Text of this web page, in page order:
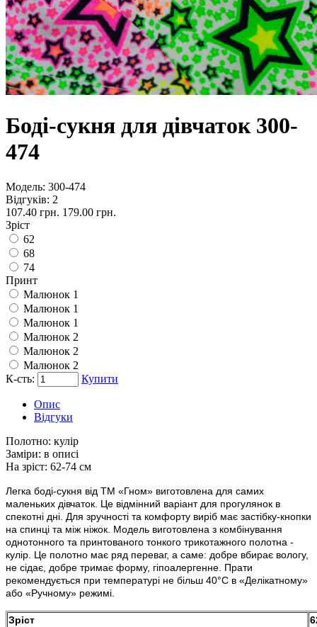
Боді-сукня для дівчаток 300-
474
Модель: 300-474
Відгуків: 2
107.40 грн. 179.00 грн.
Зріст
62
68
74
Принт
Малюнок 1
Малюнок 1
Малюнок 1
Малюнок 2
Малюнок 2
Малюнок 2
К-сть:
Купити
Опис
Відгуки
Полотно: кулір
Заміри: в описі
На зріст: 62-74 см
Легка боді-сукня від ТМ «Гном» виготовлена для самих
маленьких дівчаток. Це відмінний варіант для прогулянок в
спекотні дні. Для зручності та комфорту виріб має застібку-кнопки
на спинці та між ніжок. Модель виготовлена з комбінування
однотонного та принтованого тонкого трикотажного полотна -
кулір. Це полотно має ряд переваг, а саме: добре вбирає вологу,
не сідає, добре тримає форму, гіпоалергенне. Прати
рекомендується при температурі не більш 40°C в «Делікатному»
або «Ручному» режимі.
Зріст